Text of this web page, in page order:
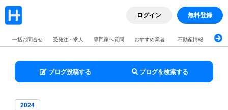
ログイン 無料登録
一括お問合せ 受発注・求人 専門家へ質問 おすすめ業者 不動産情報 ブログ
ブログ投稿する ブログを検索する
2024